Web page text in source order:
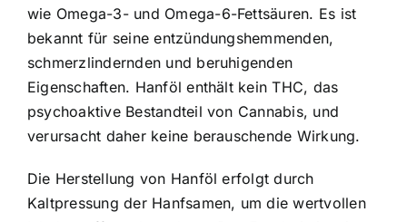
wie Omega-3- und Omega-6-Fettsäuren. Es ist
bekannt für seine entzündungshemmenden,
schmerzlindernden und beruhigenden
Eigenschaften. Hanföl enthält kein THC, das
psychoaktive Bestandteil von Cannabis, und
verursacht daher keine berauschende Wirkung.
Die Herstellung von Hanföl erfolgt durch
Kaltpressung der Hanfsamen, um die wertvollen